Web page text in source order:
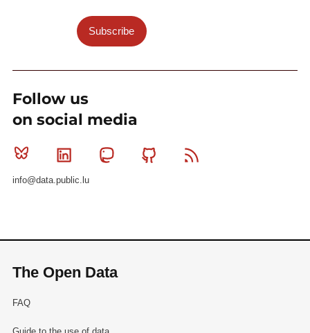
Subscribe
Follow us
on social media
Bluesky Linkedin MastodonGithub
info@data.public.lu
The Open Data
FAQ